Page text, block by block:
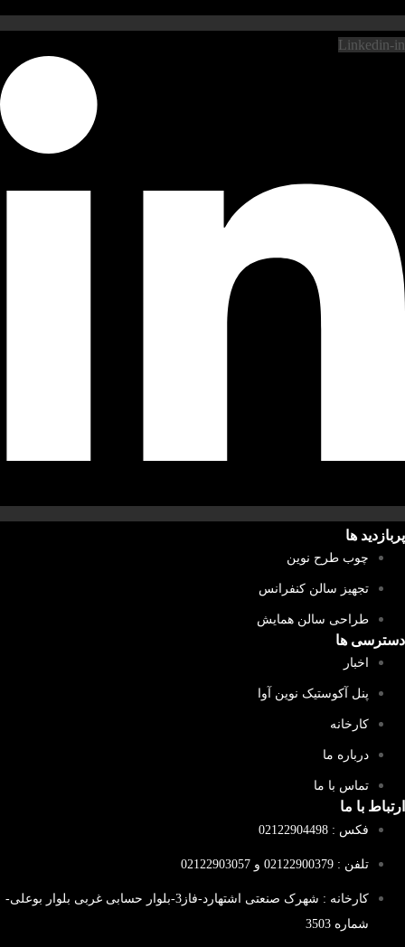
Linkedin-in
پربازدید ها
چوب طرح نوین
تجهیز سالن کنفرانس
طراحی سالن همایش
دسترسی ها
اخبار
پنل آکوستیک نوین آوا
کارخانه
درباره ما
تماس با ما
ارتباط با ما
فکس : 02122904498
تلفن : 02122900379 و 02122903057
کارخانه : شهرک صنعتی اشتهارد-فاز3-بلوار حسابی غربی بلوار بوعلی-
شماره 3503